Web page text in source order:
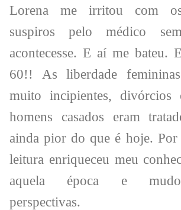
Lorena me irritou com os
suspiros pelo médico
acontecesse. E aí me bateu.
60!! As liberdade
muito incipientes, divórcios
homens casados eram
ainda pior do que é hoje. Por
leitura enriqueceu meu
aquela época e
perspectivas.